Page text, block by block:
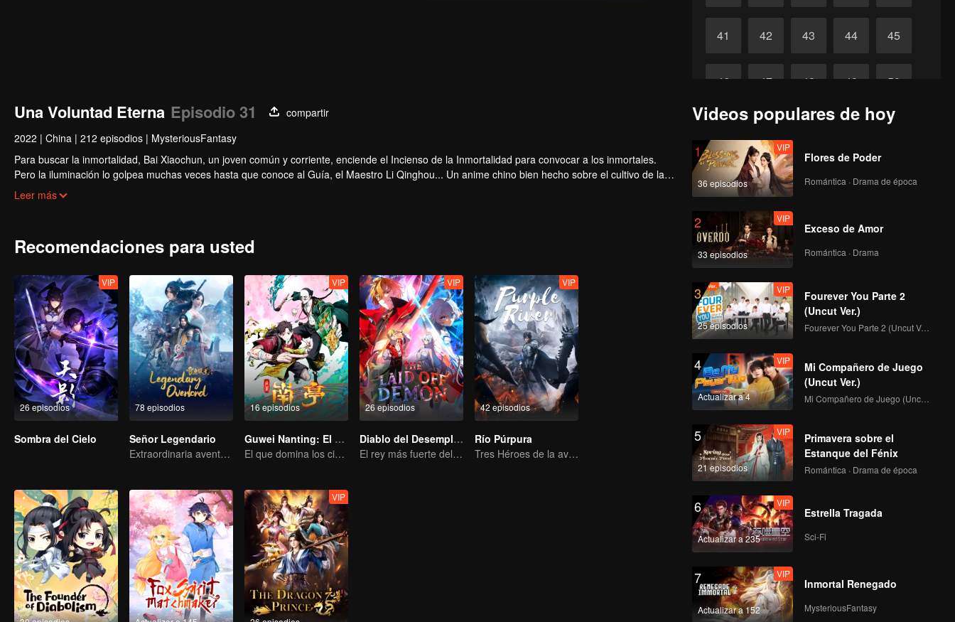
41 42 43 44 45
46 47 48 49 50
55
56 57
Una Voluntad Eterna Episodio 31
compartir
2022 | China | 212 episodios | MysteriousFantasy
Para buscar la inmortalidad, Bai Xiaochun, un joven común y corriente, enciende el Incienso de la Inmortalidad para convocar a los inmortales.
Pero la iluminación lo golpea muchas veces hasta que conoce al Guía, el Maestro Li Qinghou... Un anime chino bien hecho sobre el cultivo de la
inmortalidad con numerosas tramas divertidas. Ven a verlo para llenar tu verano de alegría.
Leer más
Recomendaciones para usted
26 episodios
VIP
Sombra del Cielo
78 episodios
Señor Legendario
Extraordinaria aventura, una adolescente renacida de la adversidad.
16 episodios
VIP
Guwei Nanting: El Elegido
El que domina los cielos — ¡Que comience la batalla!
26 episodios
VIP
Diablo del Desempleo
El rey más fuerte del inframundo más competitivo
42 episodios
VIP
Río Púrpura
Tres Héroes de la aventura de Zichuan en el Continente Xichuan
VIP
Videos populares de hoy
1
36 episodios
VIP
Flores de Poder
Romántica · Drama de época
2
33 episodios
VIP
Exceso de Amor
Romántica · Drama
3
25 episodios
VIP
Fourever You Parte 2
(Uncut Ver.)
Fourever You Parte 2 (Uncut Ver.)
4
Actualizar a 4
VIP
Mi Compañero de Juego
(Uncut Ver.)
Mi Compañero de Juego (Uncut Ver.)
5
21 episodios
VIP
Primavera sobre el
Estanque del Fénix
Romántica · Drama de época
6
Actualizar a 235
VIP
Estrella Tragada
Sci-Fi
7
Actualizar a 152
VIP
Inmortal Renegado
MysteriousFantasy